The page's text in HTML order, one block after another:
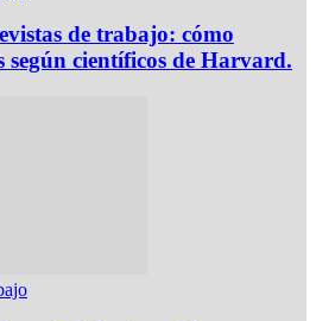
de trabajo: cómo
según científicos de Harvard.